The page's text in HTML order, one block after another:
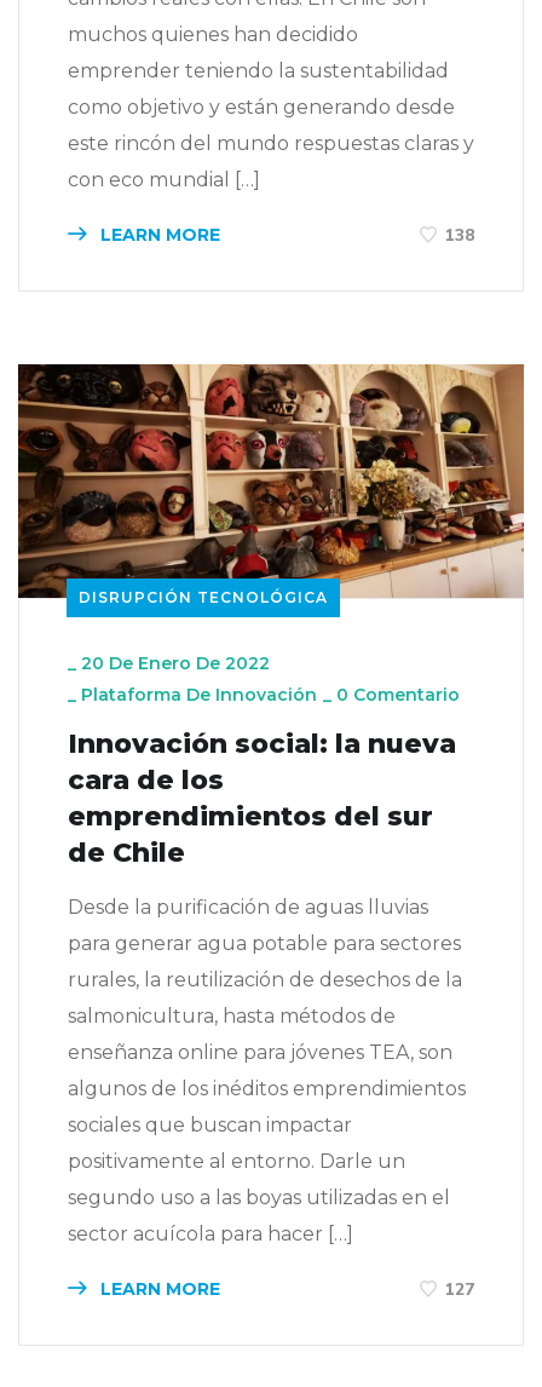
muchos quienes han decidido
emprender teniendo la sustentabilidad
como objetivo y están generando desde
este rincón del mundo respuestas claras y
con eco mundial […]
LEARN MORE 138
DISRUPCIÓN TECNOLÓGICA
_ 20 De Enero De 2022
_ Plataforma De Innovación _ 0 Comentario
Innovación social: la nueva
cara de los
emprendimientos del sur
de Chile
Desde la purificación de aguas lluvias
para generar agua potable para sectores
rurales, la reutilización de desechos de la
salmonicultura, hasta métodos de
enseñanza online para jóvenes TEA, son
algunos de los inéditos emprendimientos
sociales que buscan impactar
positivamente al entorno. Darle un
segundo uso a las boyas utilizadas en el
sector acuícola para hacer […]
LEARN MORE 127